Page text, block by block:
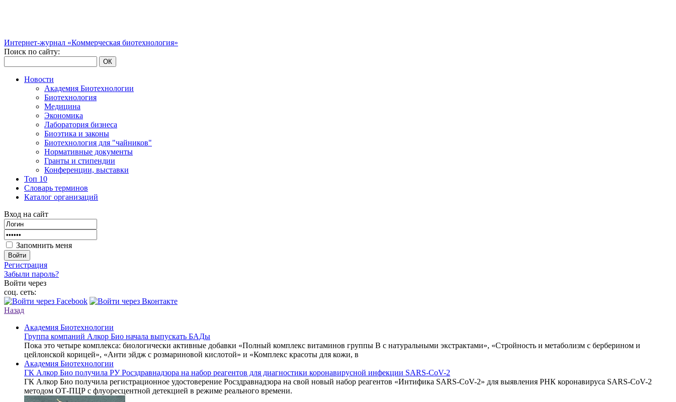
Интернет-журнал «Коммерческая биотехнология»
Поиск по сайту:
ОК
Новости
Академия Биотехнологии
Биотехнология
Медицина
Экономика
Лаборатория бизнеса
Биоэтика и законы
Биотехнология для "чайников"
Нормативные документы
Гранты и стипендии
Конференции, выставки
Топ 10
Словарь терминов
Каталог организаций
Вход на сайт
Запомнить меня
Войти
Регистрация
Забыли пароль?
Войти через
соц. сеть:
Назад
Академия Биотехнологии
Группа компаний Алкор Био начала выпускать БАДы
Пока это четыре комплекса: биологически активные добавки «Полный комплекс витаминов группы В с натуральными экстрактами», «Стройность и метаболизм с берберином и
цейлонской корицей», «Анти эйдж с розмариновой кислотой» и «Комплекс красоты для кожи, в
Академия Биотехнологии
ГК Алкор Био получила РУ Росздравнадзора на набор реагентов для диагностики коронавирусной инфекции SARS-CoV-2
ГК Алкор Био получила регистрационное удостоверение Росздравнадзора на свой новый набор реагентов «Интифика SARS-CoV-2» для выявления РНК коронавируса SARS-CoV-2
методом ОТ-ПЦР с флуоресцентной детекцией в режиме реального времени.